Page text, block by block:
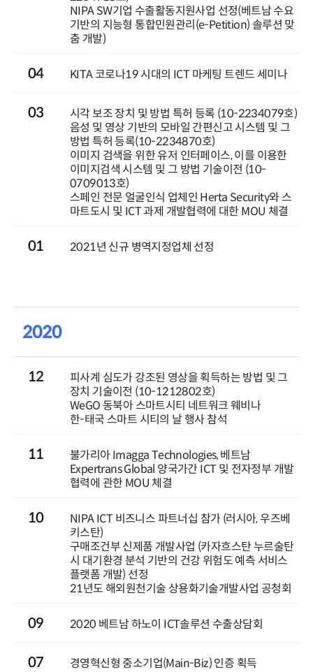
NIPA SW기업 수출활동지원사업 선정(베트남 수요
기반의 지능형 통합민원관리(e-Petition) 솔루션 맞
춤 개발)
04 KITA 코로나19 시대의 ICT 마케팅 트렌드 세미나
03
시각 보조 장치 및 방법 특허 등록 (10-2234079호)
음성 및 영상 기반의 모바일 간편신고 시스템 및 그
방법 특허 등록(10-2234870호)
이미지 검색을 위한 유저 인터페이스, 이를 이용한
이미지검색 시스템 및 그 방법 기술이전 (10-
0709013호)
스페인 전문 얼굴인식 업체인 Herta Security와 스
마트도시 및 ICT 과제 개발협력에 대한 MOU 체결
01 2021년 신규 병역지정업체 선정
2020
12
피사계 심도가 강조된 영상을 획득하는 방법 및 그
장치 기술이전 (10-1212802호)
WeGO 동북아 스마트시티 네트워크 웨비나
한-태국 스마트 시티의 날 행사 참석
11
불가리아 Imagga Technologies, 베트남
Expertrans Global 양국가간 ICT 및 전자정부 개발
협력에 관한 MOU 체결
10
NIPA ICT 비즈니스 파트너십 참가 (러시아, 우즈베
키스탄)
구매조건부 신제품 개발사업 (카자흐스탄 누르술탄
시 대기환경 분석 기반의 건강 위험도 예측 서비스
플랫폼 개발) 선정
21년도 해외원천기술 상용화기술개발사업 공청회
09 2020 베트남 하노이 ICT솔루션 수출상담회
07 경영혁신형 중소기업(Main-Biz) 인증 획득